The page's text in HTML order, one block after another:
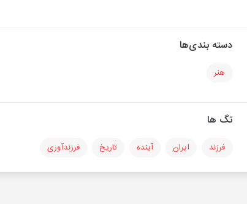
دسته بندی‌ها
هنر
تگ ها
فرزند ایران آینده تاریخ فرزندآوری